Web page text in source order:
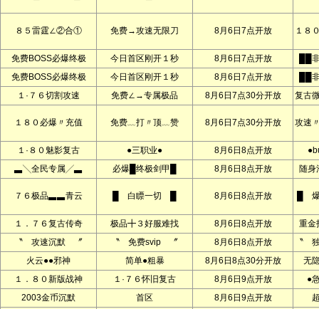
８５雷霆∠②合① 免费→攻速无限刀 8月6日7点开放 １８
免费BOSS必爆终极 今日首区刚开１秒 8月6日7点开放
██
免费BOSS必爆终极
今日首区刚开１秒 8月6日7点开放
██
１·７６切割攻速
免费∠→专属极品 8月6日7点30分开放 复古
１８０必爆〃充值 免费﹏打〃顶﹏赞 8月6日7点30分开放 攻速
１·８０魅影复古 ●三职业● 8月6日8点开放
▃╲全民专属╱▃
必爆█终极剑甲█ 8月6日8点开放 随身
７６极品▃▃青云 █ 白瞟一切 █ 8月6日8点开放 █
１．７６复古传奇 极品╋３好服难找 8月6日8点开放
重金
〝 攻速沉默 〞
〝 免费svip 〞 8月6日8点开放
〝
火云●●邪神
简单●粗暴 8月6日8点30分开放
无
１．８０新版战神
１·７６怀旧复古 8月6日9点开放
●
2003金币沉默
首区 8月6日9点开放